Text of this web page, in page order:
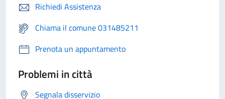
Richiedi Assistenza
Chiama il comune 031485211
Prenota un appuntamento
Problemi in città
Segnala disservizio